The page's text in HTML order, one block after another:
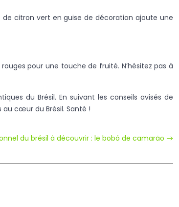
de citron vert en guise de décoration ajoute une
pour une touche de fruité. N’hésitez pas à
du Brésil. En suivant les conseils avisés de
au cœur du Brésil. Santé !
du brésil à découvrir : le bobó de camarão